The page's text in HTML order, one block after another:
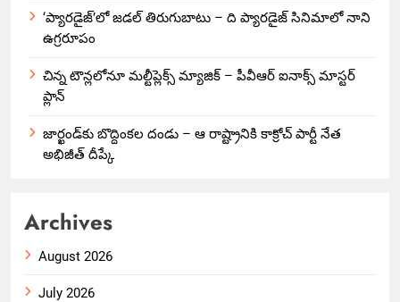
‘ప్యారడైజ్’లో జడల్ తిరుగుబాటు – ది ప్యారడైజ్ సినిమాలో నాని
ఉగ్రరూపం
చిన్న టౌన్లలోనూ మల్టీప్లెక్స్‌ మ్యాజిక్ – పీవీఆర్ ఐనాక్స్ మాస్టర్
ప్లాన్
జార్ఖండ్‌కు బొద్దింకల దండు – ఆ రాష్ట్రానికి కాక్రోచ్ పార్టీ నేత
అభిజీత్ దీప్కే
Archives
August 2026
July 2026